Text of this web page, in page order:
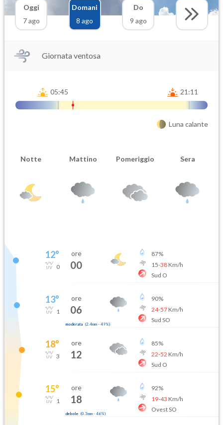
Oggi
7 ago
Domani
8 ago
Do
9 ago
Giornata ventosa
05:45 21:11
Luna calante
Notte Mattino Pomeriggio Sera
12°
0
ore
00
87%
15-38Km/h
Sud O
13°
1
ore
06
moderata (2.4mm- 49%)
90%
24-57Km/h
Sud SO
18°
3
ore
12
85%
22-52 Km/h
Sud O
15°
1
ore
18
debole (0.3mm- 46%)
92%
19-43 Km/h
Ovest SO